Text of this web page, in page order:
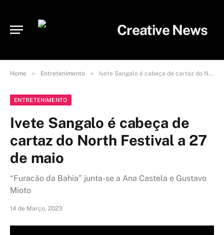
Home » Entretenimento » Ivete Sangalo é cabeça de cartaz do North Festival a 27 de maio
ENTRETENIMENTO
Ivete Sangalo é cabeça de
cartaz do North Festival a 27
de maio
“Furacão da Bahia” junta-se a Ana Castela e Gustavo
Mioto
14 de Março, 2023